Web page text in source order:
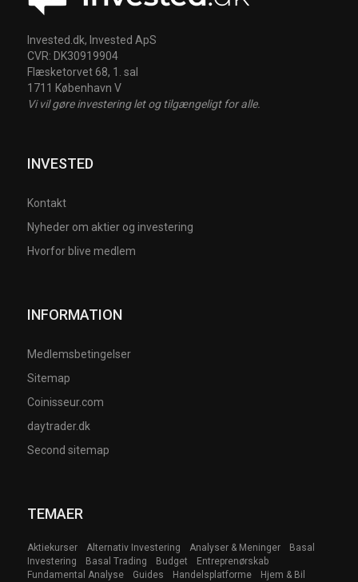
Invested.dk, Invested ApS
CVR: DK30919904
Flæsketorvet 68, 1. sal
1711 København V
Vi vil gøre investering let og tilgængeligt for alle.
INVESTED
Kontakt
Nyheder om aktier og investering
Hvorfor blive medlem
INFORMATION
Medlemsbetingelser
Sitemap
Coinisseur.com
daytrader.dk
Second sitemap
TEMAER
Aktiekurser Alternativ Investering Analyser & Meninger
Basal
Investering
Basal Trading Budget
Entreprenørskab
Fundamental Analyse
Guides Handelsplatforme
Hjem & Bil